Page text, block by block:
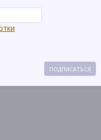
ПОДПИСАТЬСЯ